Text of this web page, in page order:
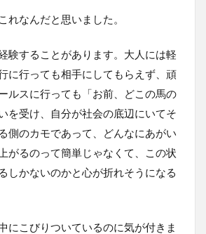
れなんだと思いました。
験することがあります。大人には軽
に行っても相手にしてもらえず、頑
ルスに行っても「お前、どこの馬の
を受け、自分が社会の底辺にいてそ
側のカモであって、どんなにあがい
がるのって簡単じゃなくて、この状
しかないのかと心が折れそうになる
にこびりついているのに気が付きま